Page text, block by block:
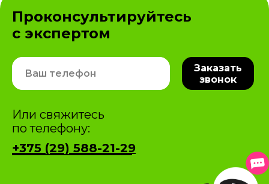
Заказать
звонок
Или свяжитесь
по телефону:
+375 (29) 588-21-29
Проконсультируйтесь
с экспертом